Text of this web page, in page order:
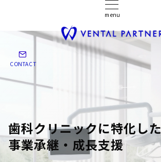
menu
CONTACT
歯科クリニックに特化した
事業承継・成長支援